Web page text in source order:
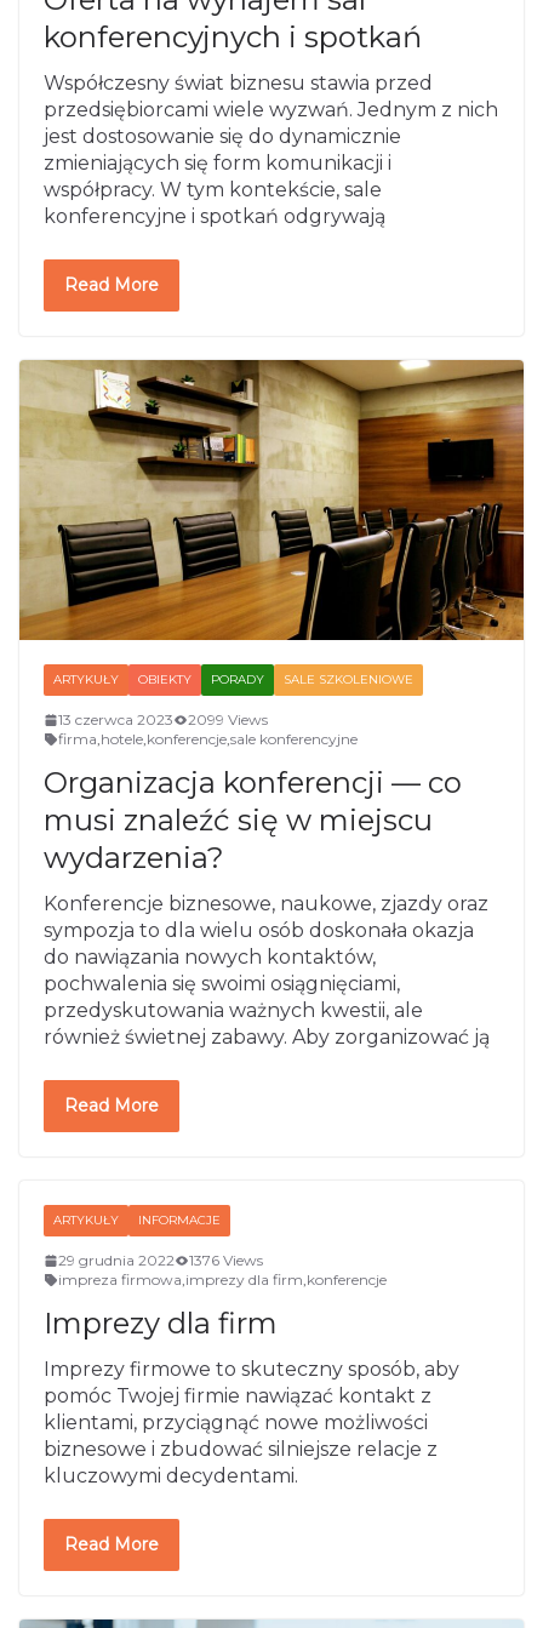
konferencyjnych i spotkań
Współczesny świat biznesu stawia przed
przedsiębiorcami wiele wyzwań. Jednym z nich
jest dostosowanie się do dynamicznie
zmieniających się form komunikacji i
współpracy. W tym kontekście, sale
konferencyjne i spotkań odgrywają
Read More
ARTYKUŁY OBIEKTY PORADY SALE SZKOLENIOWE
13 czerwca 2023
2099 Views
firma hotele konferencje sale konferencyjne
Organizacja konferencji — co
musi znaleźć się w miejscu
wydarzenia?
Konferencje biznesowe, naukowe, zjazdy oraz
sympozja to dla wielu osób doskonała okazja
do nawiązania nowych kontaktów,
pochwalenia się swoimi osiągnięciami,
przedyskutowania ważnych kwestii, ale
również świetnej zabawy. Aby zorganizować ją
Read More
ARTYKUŁY INFORMACJE
29 grudnia 2022
1376 Views
impreza firmowa imprezy dla firm konferencje
Imprezy dla firm
Imprezy firmowe to skuteczny sposób, aby
pomóc Twojej firmie nawiązać kontakt z
klientami, przyciągnąć nowe możliwości
biznesowe i zbudować silniejsze relacje z
kluczowymi decydentami.
Read More